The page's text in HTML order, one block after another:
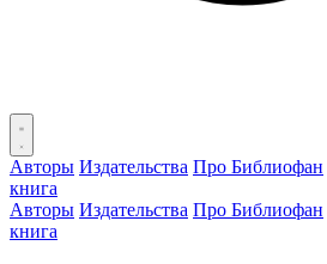
Авторы Издательства Про Библиофан
книга
Авторы Издательства Про Библиофан
книга